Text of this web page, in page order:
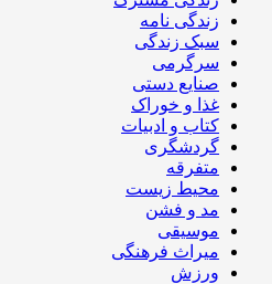
زندگی نامه
سبک زندگی
سرگرمی
صنایع دستی
غذا و خوراک
کتاب و ادبیات
گردشگری
متفرقه
محیط زیست
مد و فشن
موسیقی
میراث فرهنگی
ورزش